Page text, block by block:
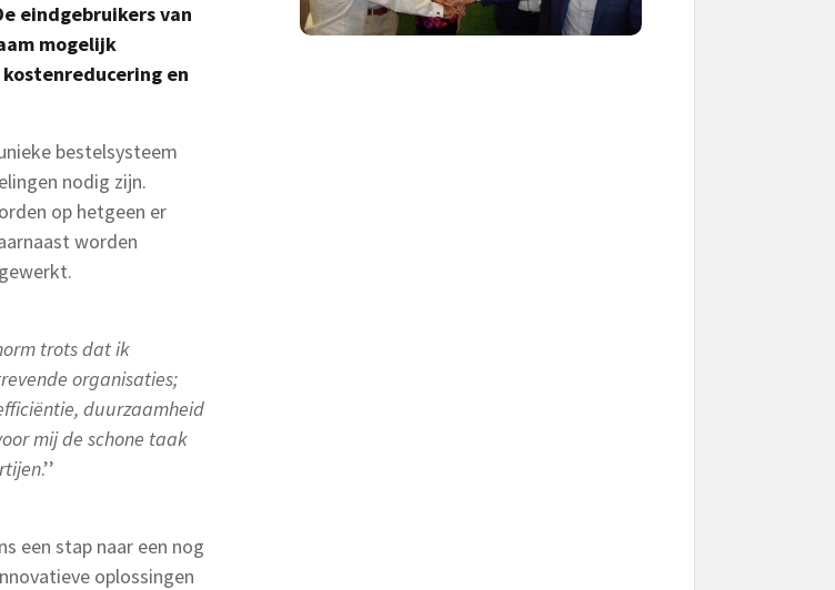
eindgebruikers van
mogelijk
en
bestelsysteem
nodig zijn.
op hetgeen er
worden
trots dat ik
organisaties;
duurzaamheid
mij de schone taak
.’’
een stap naar een nog
oplossingen